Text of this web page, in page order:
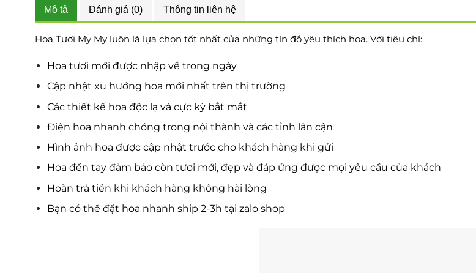
Mô tả Đánh giá (0) Thông tin liên hệ
Hoa Tươi My My luôn là lựa chọn tốt nhất của những tín đồ yêu thích hoa. Với tiêu chí:
Hoa tươi mới được nhập về trong ngày
Cập nhật xu hướng hoa mới nhất trên thị trường
Các thiết kế hoa độc lạ và cực kỳ bắt mắt
Điện hoa nhanh chóng trong nội thành và các tỉnh lân cận
Hình ảnh hoa được cập nhật trước cho khách hàng khi gửi
Hoa đến tay đảm bảo còn tươi mới, đẹp và đáp ứng được mọi yêu cầu của khách
Hoàn trả tiền khi khách hàng không hài lòng
Bạn có thể đặt hoa nhanh ship 2-3h tại zalo shop